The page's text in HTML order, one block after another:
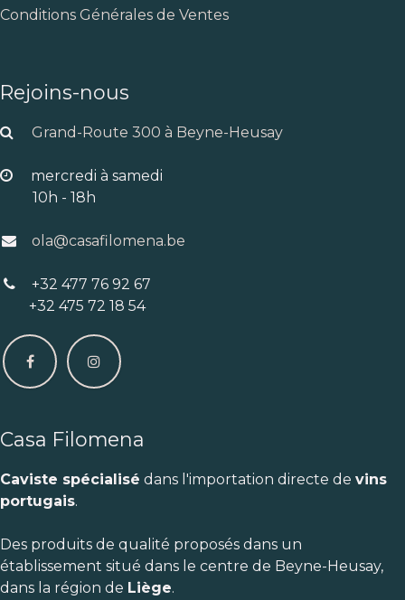
Conditions Générales de Ventes
Rejoins-nous
Grand-Route 300 à Beyne-Heusay
mercredi à samedi
10h - 18h
ola@casafilomena.be
+32 477 76 92 67
+32 475 72 18 54
Casa Filomena
Caviste spécialisé dans l'importation directe de vins
portugais.
Des produits de qualité proposés dans un
établissement situé dans le centre de Beyne-Heusay,
dans la région de Liège.